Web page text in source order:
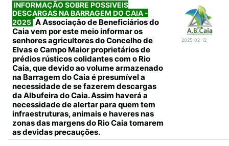
INFORMAÇÃO SOBRE POSSIVEIS
DESCARGAS NA BARRAGEM DO CAIA -
2025 A Associação de Beneficiários do
Caia vem por este meio informar os
senhores agricultores do Concelho de
Elvas e Campo Maior proprietários de
prédios rústicos colidantes com o Rio
Caia, que devido ao volume armazenado
na Barragem do Caia é presumível a
necessidade de se fazerem descargas
da Albufeira do Caia. Assim haverá a
necessidade de alertar para quem tem
infraestruturas, animais e haveres nas
zonas das margens do Rio Caia tomarem
as devidas precauções.
2025-02-12